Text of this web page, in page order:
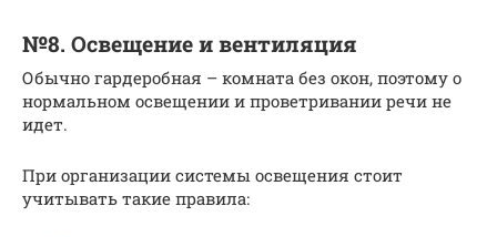
№8. Освещение и вентиляция
Обычно гардеробная – комната без окон, поэтому о
нормальном освещении и проветривании речи не
идет.
При организации системы освещения стоит
учитывать такие правила: